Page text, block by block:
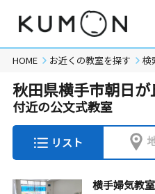
HOME お近くの教室を探す 検
秋田県横手市朝日が
付近の公文式教室
リスト
横手婦気教室